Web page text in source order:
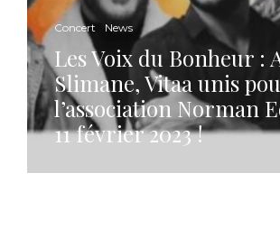
Concert News
Les Voix du Bonheur :
Slimane, Vitaa unis
l’association Norman
11 février 2023 !